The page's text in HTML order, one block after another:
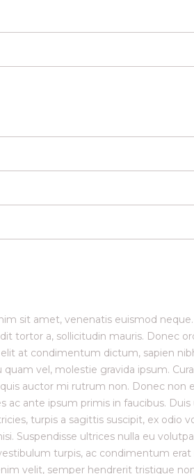
sit amet, venenatis euismod
tortor a, sollicitudin mauris. Donec
at condimentum dictum, sapien
quam vel, molestie gravida ipsum.
auctor mi rutrum non. Donec non
ac ante ipsum primis in faucibus.
turpis a sagittis suscipit, ex odio
Suspendisse ultrices nulla eu
turpis, ac condimentum
velit, semper hendrerit tristique